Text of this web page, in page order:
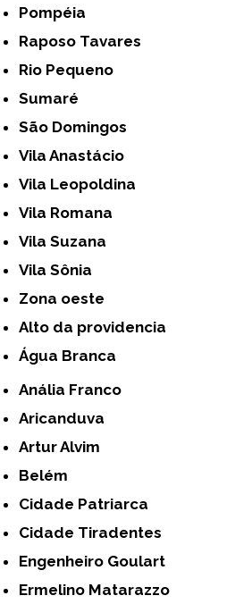
Pompéia
Raposo Tavares
Rio Pequeno
Sumaré
São Domingos
Vila Anastácio
Vila Leopoldina
Vila Romana
Vila Suzana
Vila Sônia
Zona oeste
alto da providencia
Água Branca
Anália Franco
Aricanduva
Artur Alvim
Belém
Cidade Patriarca
Cidade Tiradentes
Engenheiro Goulart
Ermelino Matarazzo